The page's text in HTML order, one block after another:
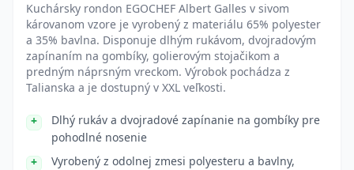
Kuchársky rondon EGOCHEF Albert Galles v sivom
károvanom vzore je vyrobený z materiálu 65% polyester
a 35% bavlna. Disponuje dlhým rukávom, dvojradovým
zapínaním na gombíky, golierovým stojačikom a
predným náprsným vreckom. Výrobok pochádza z
Talianska a je dostupný v XXL veľkosti.
Dlhý rukáv a dvojradové zapínanie na gombíky pre
pohodlné nosenie
Vyrobený z odolnej zmesi polyesteru a bavlny,